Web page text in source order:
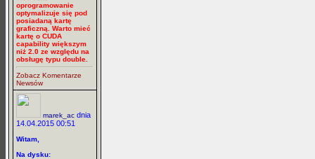
oprogramowanie
optymalizuje się pod
posiadaną kartę
graficzną. Warto mieć
kartę o CUDA
capability większym
niż 2.0 ze względu na
obsługę typu double.
Zobacz Komentarze
Newsów
marek_ac dnia
14.04.2015 00:51
Witam,
Na dysku: